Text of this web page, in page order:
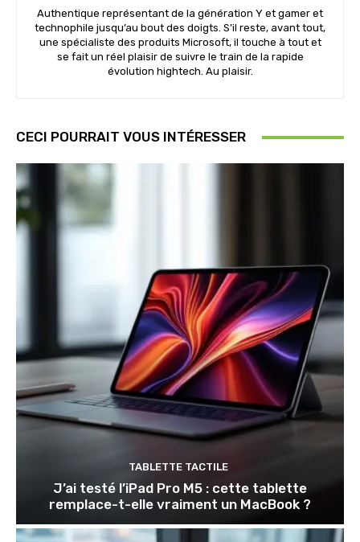
Authentique représentant de la génération Y et gamer et
technophile jusqu’au bout des doigts. S’il reste, avant tout,
une spécialiste des produits Microsoft, il touche à tout et
se fait un réel plaisir de suivre le train de la rapide
évolution hightech. Au plaisir.
CECI POURRAIT VOUS INTÉRESSER
TABLETTE TACTILE
J’ai testé l’iPad Pro M5 : cette tablette
remplace-t-elle vraiment un MacBook ?